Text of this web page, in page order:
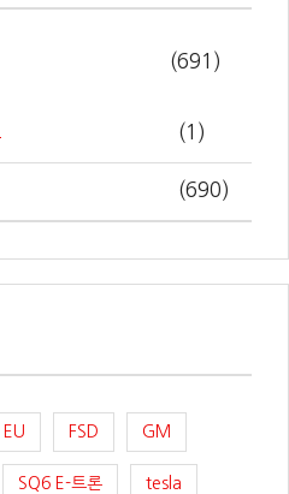
(691)
(1)
(690)
EU FSD GM
SQ6 E-트론 tesla